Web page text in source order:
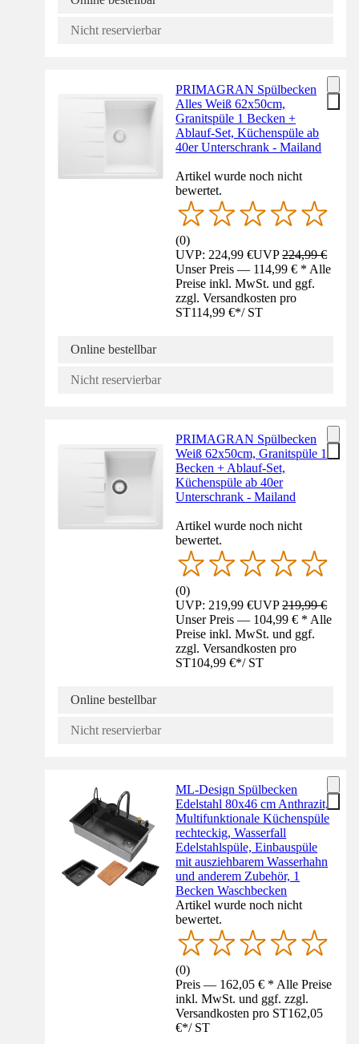
Nicht reservierbar
PRIMAGRAN Spülbecken
Alles Weiß 62x50cm,
Granitspüle 1 Becken +
Ablauf-Set, Küchenspüle ab
40er Unterschrank - Mailand
Artikel wurde noch nicht
bewertet.
(0)
UVP: 224,99 €UVP224,99 €
Unser Preis — 114,99 € * Alle
Preise inkl. MwSt. und ggf.
zzgl. Versandkosten pro
ST114,99 €*/ ST
Online bestellbar
Nicht reservierbar
PRIMAGRAN Spülbecken
Weiß 62x50cm, Granitspüle 1
Becken + Ablauf-Set,
Küchenspüle ab 40er
Unterschrank - Mailand
Artikel wurde noch nicht
bewertet.
(0)
UVP: 219,99 €UVP219,99 €
Unser Preis — 104,99 € * Alle
Preise inkl. MwSt. und ggf.
zzgl. Versandkosten pro
ST104,99 €*/ ST
Online bestellbar
Nicht reservierbar
ML-Design Spülbecken
Edelstahl 80x46 cm Anthrazit,
Multifunktionale Küchenspüle
rechteckig, Wasserfall
Edelstahlspüle, Einbauspüle
mit ausziehbarem Wasserhahn
und anderem Zubehör, 1
Becken Waschbecken
Artikel wurde noch nicht
bewertet.
(0)
Preis — 162,05 € * Alle Preise
inkl. MwSt. und ggf. zzgl.
Versandkosten pro ST162,05
€*/ ST